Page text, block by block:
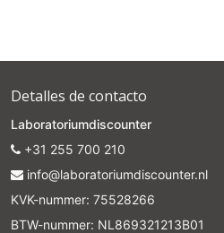
Detalles de contacto
Laboratoriumdiscounter
+31 255 700 210
info@laboratoriumdiscounter.nl
KVK-nummer: 75528266
BTW-nummer: NL869321213B01